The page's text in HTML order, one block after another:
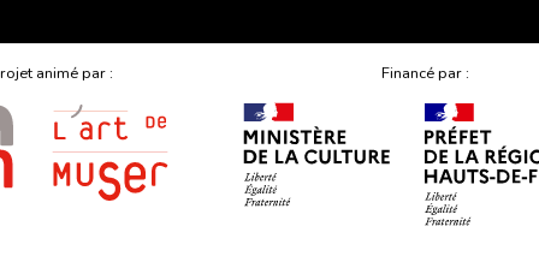
animé par : Financé par :